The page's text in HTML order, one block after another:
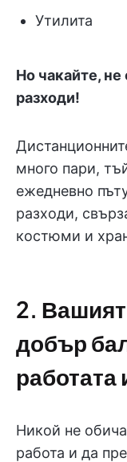
Утилита
Но чакайте,
разходи!
много пари,
ежедневно
разходи,
костюми и
2.
добър
работата
Никой не
работа и да